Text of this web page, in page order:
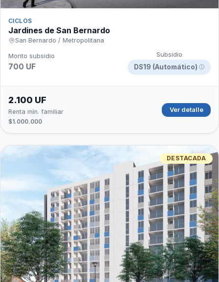
CICLOS
Jardines de San Bernardo
San Bernardo / Metropolitana
Monto subsidio
700 UF
Subsidio
DS19 (Automático) ⓘ
2.100 UF
Renta mín. familiar
$1.000.000
Ver detalle
DESTACADA